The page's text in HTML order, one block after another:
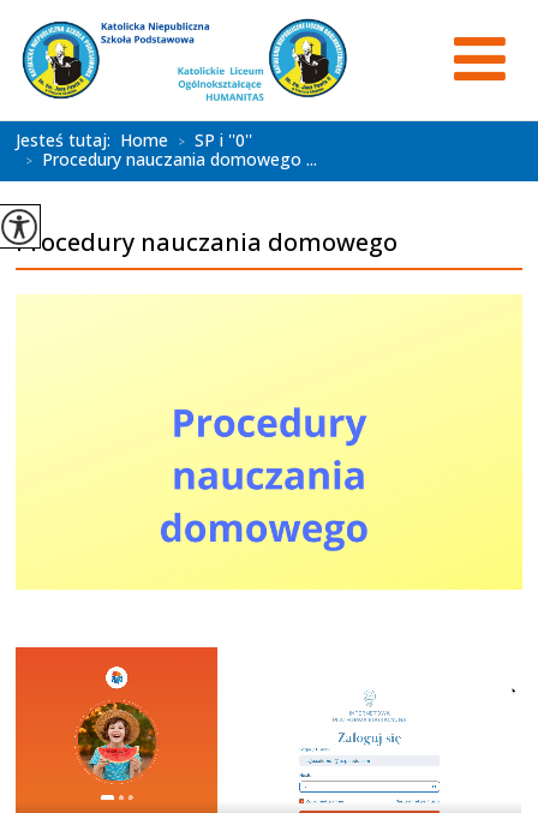
Jesteś tutaj: Home > SP i ''0''
> Procedury nauczania domowego ...
Procedury nauczania domowego